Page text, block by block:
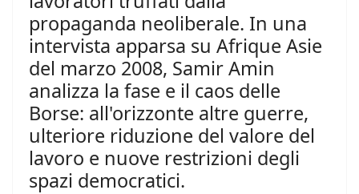
propaganda neoliberale. In una
intervista apparsa su Afrique Asie
del marzo 2008, Samir Amin
analizza la fase e il caos delle
Borse: all'orizzonte altre guerre,
ulteriore riduzione del valore del
lavoro e nuove restrizioni degli
spazi democratici.